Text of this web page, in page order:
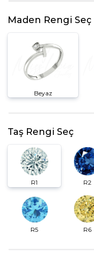
Maden Rengi Seç
Beyaz
Taş Rengi Seç
R1 R2
R5 R6